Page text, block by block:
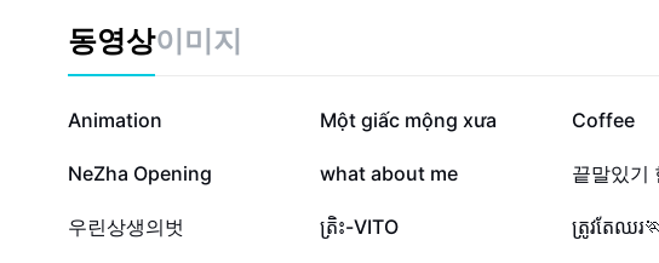
내도 함께 제공되어, 미래의 신용 목표 설정과 관리를 효과적으로 할
다. 개인 금융 관리에 관심 있는 사회초년생, 대출 계획이 있는 분, 카
희망하는 사용자 등 모든 분들께 강력히 추천하는 신용 조회 서비스입
금 바로 나이스 신용 등급 조회로 자신의 금융 경쟁력을 높여보세요.
동영상이미지
63.5만
Animation 35.2만
Một giấc mộng xưa 12.7만
Coffee
4.6천
NeZha Opening 2.5천
what about me 2천
끝말있기
528
우린상생의벗 448
ត្រិះ-VITO 419
ត្រូវតែឈរ